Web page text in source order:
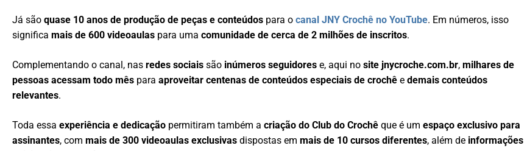
Já sãoquase 10 anos de produção de peças e conteúdos para ocanal JNY Crochê no YouTube. Em números, isso
significamais de 600 videoaulas para umacomunidade de cerca de 2 milhões de inscritos.
Complementando o canal, nasredes sociais são inúmeros seguidores e, aqui nosite jnycroche.com.br,milhares de
pessoas acessam todo mês paraaproveitar centenas de conteúdos especiais de crochêe demais conteúdos
relevantes.
Toda essaexperiência e dedicação permitiram também acriação do Club do Crochê que é umespaço exclusivo para
assinantes, commais de 300 videoaulas exclusivasdispostas em mais de 10 cursos diferentes, além de informações